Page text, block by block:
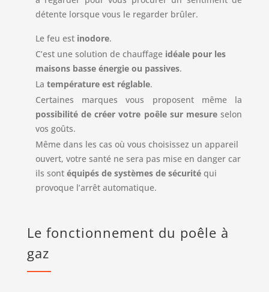
détente lorsque vous le regarder brûler.
Le feu est inodore.
C’est une solution de chauffageidéale pour les
maisons basse énergie ou passives.
La température est réglable.
Certaines marques vous proposent même la
possibilité de créer votre poêle sur mesure selon
vos goûts.
Même dans les cas où vous choisissez un appareil
ouvert, votre santé ne sera pas mise en danger car
ils sont équipés de systèmes de sécurité qui
provoque l’arrêt automatique.
Le fonctionnement du poêle à
gaz